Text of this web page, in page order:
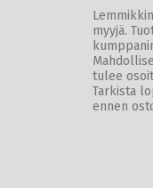
myyjä.
tulee
Tarkista
ennen